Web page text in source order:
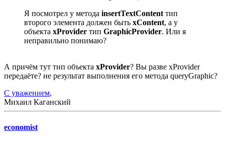
Я посмотрел у метода insertTextContent тип
второго элемента должен быть xContent, а у
объекта xProvider тип GraphicProvider. Или я
неправильно понимаю?
А причём тут тип объекта xProvider? Вы разве xProvider
передаёте? не результат выполнения его метода queryGraphic?
С уважением,
Михаил Каганский
economist